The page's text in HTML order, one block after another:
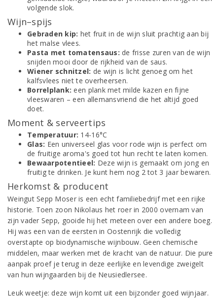
volgende slok.
Wijn–spijs
Gebraden kip: het fruit in de wijn sluit prachtig aan bij
het malse vlees.
Pasta met tomatensaus: de frisse zuren van de wijn
snijden mooi door de rijkheid van de saus.
Wiener schnitzel: de wijn is licht genoeg om het
kalfsvlees niet te overheersen.
Borrelplank: een plank met milde kazen en fijne
vleeswaren – een allemansvriend die het altijd goed
doet.
Moment & serveertips
Temperatuur: 14-16°C
Glas: Een universeel glas voor rode wijn is perfect om
de fruitige aroma's goed tot hun recht te laten komen.
Bewaarpotentieel: Deze wijn is gemaakt om jong en
fruitig te drinken. Je kunt hem nog 2 tot 3 jaar bewaren.
Herkomst & producent
Weingut Sepp Moser is een echt familiebedrijf met een rijke
historie. Toen zoon Nikolaus het roer in 2000 overnam van
zijn vader Sepp, gooide hij het meteen over een andere boeg.
Hij was een van de eersten in Oostenrijk die volledig
overstapte op biodynamische wijnbouw. Geen chemische
middelen, maar werken met de kracht van de natuur. Die pure
aanpak proef je terug in deze eerlijke en levendige zweigelt
van hun wijngaarden bij de Neusiedlersee.
Leuk weetje: deze wijn komt uit een bijzonder goed wijnjaar.